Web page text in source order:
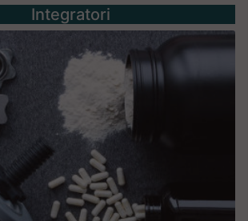
Integratori